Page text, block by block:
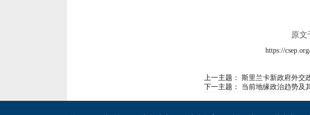
原文
https://
上一主题： 斯里兰卡新政府外交
下一主题： 当前地缘政治趋势及